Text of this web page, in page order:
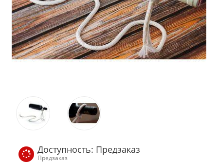
Доступность: Предзаказ
Предзаказ